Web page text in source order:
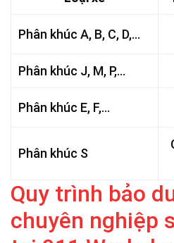
Phân khúc A, B, C, D,…
Phân khúc J, M, P,…
Phân khúc E, F,…
Phân khúc S
Quy trình bảo
chuyên nghiệp